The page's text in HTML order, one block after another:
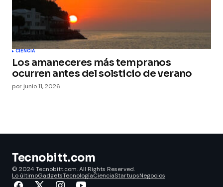
CIENCIA
Los amaneceres más tempranos
ocurren antes del solsticio de verano
por junio 11, 2026
Tecnobitt.com
© 2024 Tecnobitt.com. All Rights Reserved.
Lo últimoGadgetsTecnologíaCienciaStartupsNegocios